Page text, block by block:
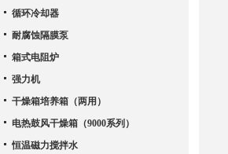
循环冷却器
耐腐蚀隔膜泵
箱式电阻炉
强力机
干燥箱培养箱（两用）
电热鼓风干燥箱（9000系列）
恒温磁力搅拌水